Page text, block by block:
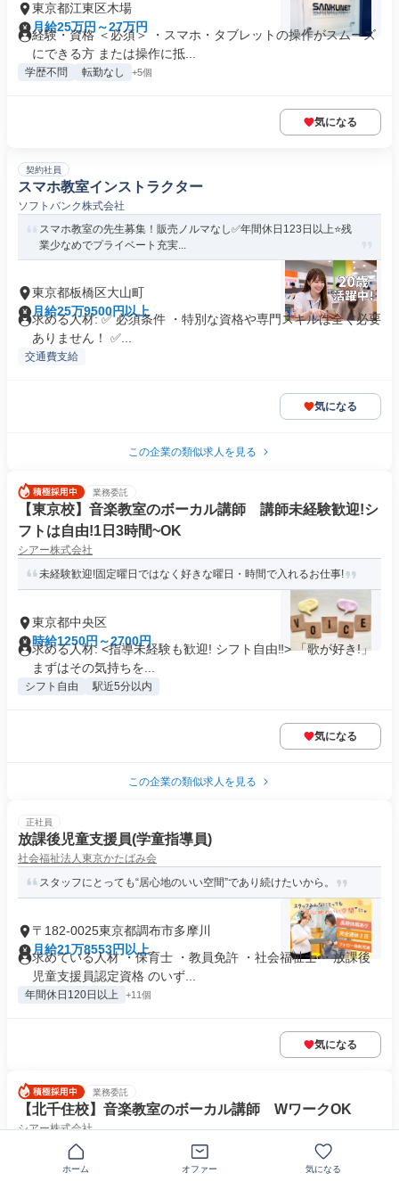
東京都江東区木場
月給25万円～27万円
経験・資格 ＜必須＞ ・スマホ・タブレットの操作がスムーズ
にできる方 または操作に抵...
学歴不問 転勤なし +5個
気になる
契約社員
スマホ教室インストラクター
ソフトバンク株式会社
スマホ教室の先生募集！販売ノルマなし✅️年間休日123日以上⭐残
業少なめでプライベート充実...
東京都板橋区大山町
月給25万9500円以上
求める人材: ✅️ 必須条件 ・特別な資格や専門スキルは全く必要
ありません！ ✅️...
交通費支給
気になる
この企業の類似求人を見る
業務委託
【東京校】音楽教室のボーカル講師 講師未経験歓迎!シ
フトは自由!1日3時間~OK
シアー株式会社
未経験歓迎!固定曜日ではなく好きな曜日・時間で入れるお仕事!
東京都中央区
時給1250円～2700円
求める人材: <指導未経験も歓迎! シフト自由‼> 「歌が好き!」
まずはその気持ちを...
シフト自由 駅近5分以内
気になる
この企業の類似求人を見る
正社員
放課後児童支援員(学童指導員)
社会福祉法人東京かたばみ会
スタッフにとっても“居心地のいい空間”であり続けたいから。
〒182-0025東京都調布市多摩川
月給21万8553円以上
求めている人材 ・保育士 ・教員免許 ・社会福祉士 ・放課後
児童支援員認定資格 のいず...
年間休日120日以上 +11個
気になる
業務委託
【北千住校】音楽教室のボーカル講師 WワークOK
シアー株式会社
未経験歓迎!シフトは自分次第！他のお仕事との両立も可能な環境
ホーム オファー 気になる